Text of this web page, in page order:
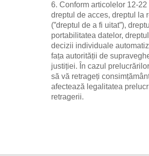
6. Conform articolelor 12-
dreptul de acces, dreptul la
(”dreptul de a fi uitat”),
portabilitatea datelor,
decizii individuale
fața autorității de
justiției. În cazul
să vă retrageți
afectează legalitatea
retragerii.